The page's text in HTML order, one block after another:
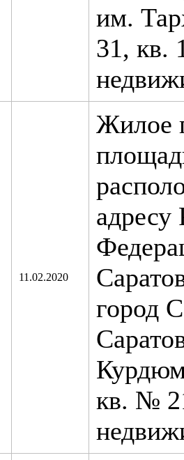
им.
31, кв.
11.02.2020
Жилое
адресу
город
кв. №